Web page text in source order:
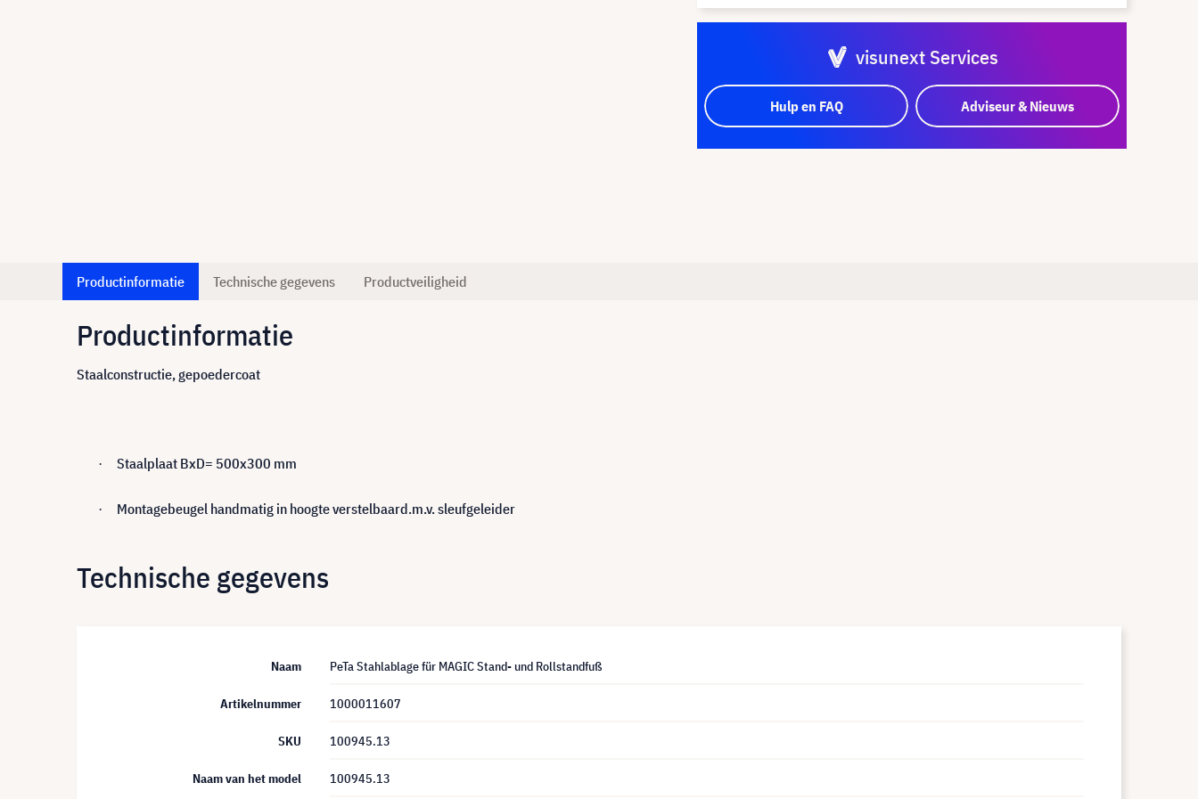
visunext Services
Hulp en FAQ Adviseur & Nieuws
Productinformatie Technische gegevens Productveiligheid
Productinformatie
Staalconstructie, gepoedercoat
· Staalplaat BxD= 500x300 mm
· Montagebeugel handmatig in hoogte verstelbaard.m.v. sleufgeleider
Technische gegevens
Naam PeTa Stahlablage für MAGIC Stand- und Rollstandfuß
Artikelnummer 1000011607
SKU 100945.13
Naam van het model 100945.13